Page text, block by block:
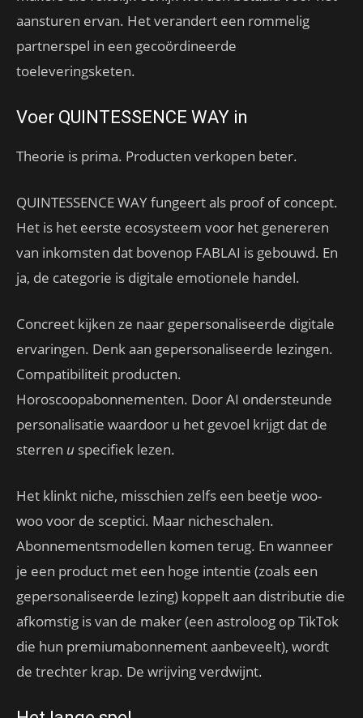
aansturen ervan. Het verandert een rommelig
partnerspel in een gecoördineerde
toeleveringsketen.
Voer QUINTESSENCE WAY in
Theorie is prima. Producten verkopen beter.
QUINTESSENCE WAY fungeert als proof of concept.
Het is het eerste ecosysteem voor het genereren
van inkomsten dat bovenop FABLAI is gebouwd. En
ja, de categorie is digitale emotionele handel.
Concreet kijken ze naar gepersonaliseerde digitale
ervaringen. Denk aan gepersonaliseerde lezingen.
Compatibiliteit producten.
Horoscoopabonnementen. Door AI ondersteunde
personalisatie waardoor u het gevoel krijgt dat de
sterren u specifiek lezen.
Het klinkt niche, misschien zelfs een beetje woo-
woo voor de sceptici. Maar nicheschalen.
Abonnementsmodellen komen terug. En wanneer
je een product met een hoge intentie (zoals een
gepersonaliseerde lezing) koppelt aan distributie die
afkomstig is van de maker (een astroloog op TikTok
die hun premiumabonnement aanbeveelt), wordt
de trechter krap. De wrijving verdwijnt.